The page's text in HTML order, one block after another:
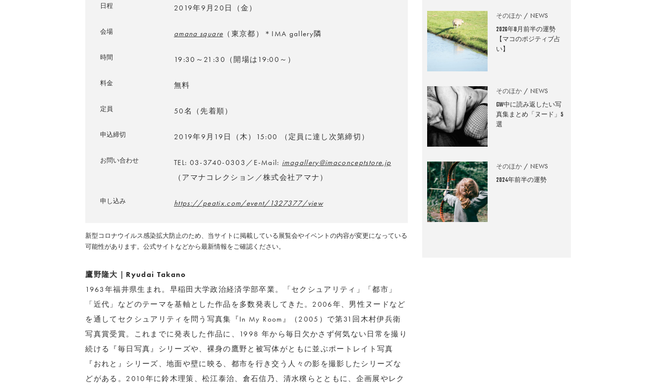
日程 2019年9月20日（金）
会場 amana square （東京都）＊IMA gallery隣
時間 19:30～21:30（開場は19:00～）
料金 無料
定員 50名（先着順）
申込締切 2019年9月19日（木）15:00 （定員に達し次第締切）
お問い合わせ TEL: 03-3740-0303／E-Mail: imagallery@imaconceptstore.jp
（アマナコレクション／株式会社アマナ）
申し込み https://peatix.com/event/1327377/view
新型コロナウイルス感染拡大防止のため、当サイトに掲載している展覧会やイベントの内容が変更になっている
可能性があります。公式サイトなどから最新情報をご確認ください。
鷹野隆大｜Ryudai Takano
1963年福井県生まれ。早稲田大学政治経済学部卒業。「セクシュアリティ」「都市」
「近代」などのテーマを基軸とした作品を多数発表してきた。2006年、男性ヌードなど
を通してセクシュアリティを問う写真集『In My Room』（2005）で第31回木村伊兵衛
写真賞受賞。これまでに発表した作品に、1998 年から毎日欠かさず何気ない日常を撮り
続ける『毎日写真』シリーズや、裸身の鷹野と被写体がともに並ぶポートレイト写真
『おれと』シリーズ、地面や壁に映る、都市を行き交う人々の影を撮影したシリーズな
どがある。2010年に鈴木理策、松江泰治、倉石信乃、清水穣らとともに、企画展やレク
そのほか NEWS
2026年8月前半の運勢
【マコのポジティブ占
い】
そのほか NEWS
GW中に読み返したい写
真集まとめ「ヌード」5
選
そのほか NEWS
2024年前半の運勢